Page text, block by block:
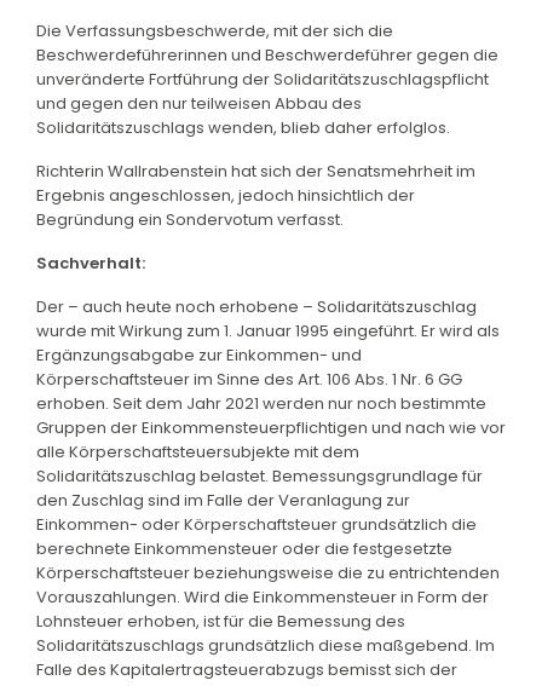
Die Verfassungsbeschwerde, mit der sich die
Beschwerdeführerinnen und Beschwerdeführer gegen die
unveränderte Fortführung der Solidaritätszuschlagspflicht
und gegen den nur teilweisen Abbau des
Solidaritätszuschlags wenden, blieb daher erfolglos.
Richterin Wallrabenstein hat sich der Senatsmehrheit im
Ergebnis angeschlossen, jedoch hinsichtlich der
Begründung ein Sondervotum verfasst.
Sachverhalt:
Der – auch heute noch erhobene – Solidaritätszuschlag
wurde mit Wirkung zum 1. Januar 1995 eingeführt. Er wird als
Ergänzungsabgabe zur Einkommen- und
Körperschaftsteuer im Sinne des Art. 106 Abs. 1 Nr. 6 GG
erhoben. Seit dem Jahr 2021 werden nur noch bestimmte
Gruppen der Einkommensteuerpflichtigen und nach wie vor
alle Körperschaftsteuersubjekte mit dem
Solidaritätszuschlag belastet. Bemessungsgrundlage für
den Zuschlag sind im Falle der Veranlagung zur
Einkommen- oder Körperschaftsteuer grundsätzlich die
berechnete Einkommensteuer oder die festgesetzte
Körperschaftsteuer beziehungsweise die zu entrichtenden
Vorauszahlungen. Wird die Einkommensteuer in Form der
Lohnsteuer erhoben, ist für die Bemessung des
Solidaritätszuschlags grundsätzlich diese maßgebend. Im
Falle des Kapitalertragsteuerabzugs bemisst sich der